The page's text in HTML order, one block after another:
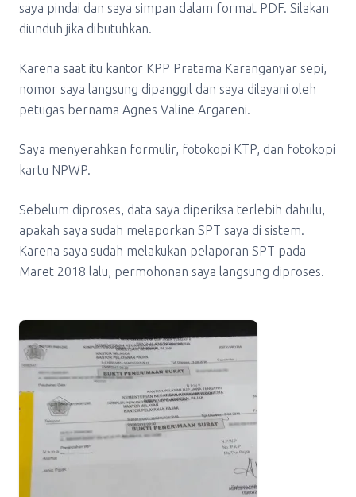
saya pindai dan saya simpan dalam format PDF. Silakan
diunduh jika dibutuhkan.
Karena saat itu kantor KPP Pratama Karanganyar sepi,
nomor saya langsung dipanggil dan saya dilayani oleh
petugas bernama Agnes Valine Argareni.
Saya menyerahkan formulir, fotokopi KTP, dan fotokopi
kartu NPWP.
Sebelum diproses, data saya diperiksa terlebih dahulu,
apakah saya sudah melaporkan SPT saya di sistem.
Karena saya sudah melakukan pelaporan SPT pada
Maret 2018 lalu, permohonan saya langsung diproses.